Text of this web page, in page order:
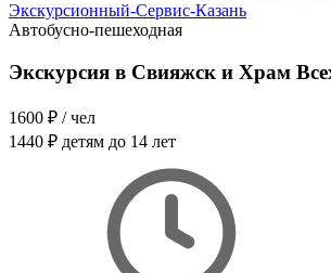
Экскурсионный-Сервис-Казань
Автобусно-пешеходная
Экскурсия в Свияжск и Храм
1600 ₽ / чел
1440 ₽ детям до 14 лет